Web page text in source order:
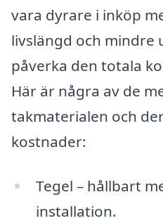
vara dyrare i inköp
livslängd och mindre
påverka den totala
Här är några av de
takmaterialen och
kostnader:
Tegel – hållbart
installation.